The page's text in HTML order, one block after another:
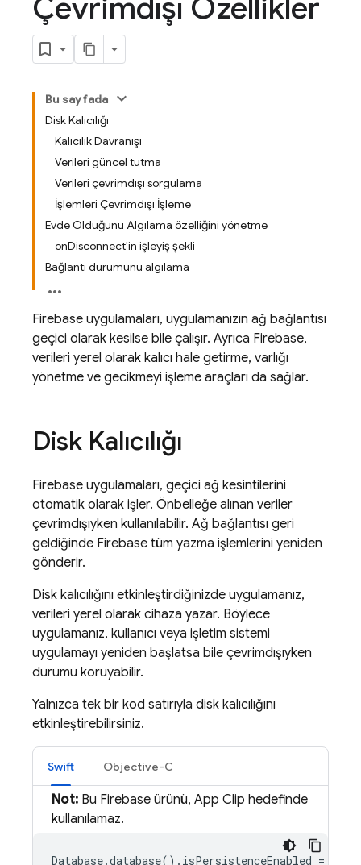
Çevrimdışı Özellikler
Bu sayfada
Disk Kalıcılığı
Kalıcılık Davranışı
Verileri güncel tutma
Verileri çevrimdışı sorgulama
İşlemleri Çevrimdışı İşleme
Evde Olduğunu Algılama özelliğini yönetme
onDisconnect'in işleyiş şekli
Bağlantı durumunu algılama
Firebase uygulamaları, uygulamanızın ağ bağlantısı
geçici olarak kesilse bile çalışır. Ayrıca Firebase,
verileri yerel olarak kalıcı hale getirme, varlığı
yönetme ve gecikmeyi işleme araçları da sağlar.
Disk Kalıcılığı
Firebase uygulamaları, geçici ağ kesintilerini
otomatik olarak işler. Önbelleğe alınan veriler
çevrimdışıyken kullanılabilir. Ağ bağlantısı geri
geldiğinde Firebase tüm yazma işlemlerini yeniden
gönderir.
Disk kalıcılığını etkinleştirdiğinizde uygulamanız,
verileri yerel olarak cihaza yazar. Böylece
uygulamanız, kullanıcı veya işletim sistemi
uygulamayı yeniden başlatsa bile çevrimdışıyken
durumu koruyabilir.
Yalnızca tek bir kod satırıyla disk kalıcılığını
etkinleştirebilirsiniz.
Swift Objective-C
Not: Bu Firebase ürünü, App Clip hedefinde
kullanılamaz.
Database.database().isPersistenceEnabled = true